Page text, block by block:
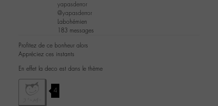
yapasderror
@yapasderror
Labohémien
183 messages
Profitez de ce bonheur alors
Appréciez ces instants
En effet la deco est dans le thème
4